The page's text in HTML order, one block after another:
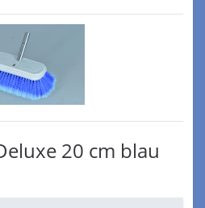
20 cm blau